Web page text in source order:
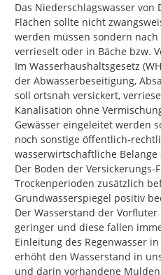
Das Niederschlagswasser
Flächen sollte nicht
werden müssen sondern
verrieselt oder in Bäche bzw.
Im Wasserhaushaltsgesetz
der Abwasserbeseitigung,
soll ortsnah versickert,
Kanalisation ohne
Gewässer eingeleitet werden
noch sonstige öffentlich-
wasserwirtschaftliche Belange
Der Boden der Versickerungs-
Trockenperioden zusätzlich
Grundwasserspiegel positiv
Der Wasserstand der
geringer und diese fallen
Einleitung des Regenwasser
erhöht den Wasserstand in
und darin vorhandene